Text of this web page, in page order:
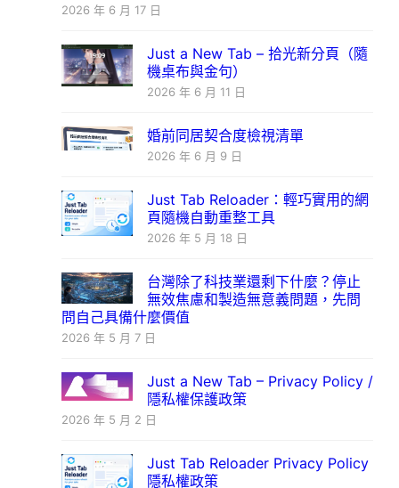
2026 年 6 月 17 日
Just a New Tab – 拾光新分頁（隨
機桌布與金句）
2026 年 6 月 11 日
婚前同居契合度檢視清單
2026 年 6 月 9 日
Just Tab Reloader：輕巧實用的網
頁隨機自動重整工具
2026 年 5 月 18 日
台灣除了科技業還剩下什麼？停止
無效焦慮和製造無意義問題，先問
問自己具備什麼價值
2026 年 5 月 7 日
Just a New Tab – Privacy Policy /
隱私權保護政策
2026 年 5 月 2 日
Just Tab Reloader Privacy Policy
隱私權政策